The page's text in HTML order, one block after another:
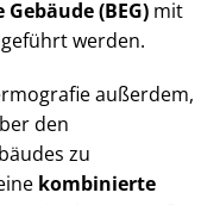
(BEG) mit
werden.
außerdem,
den
zu
kombinierte